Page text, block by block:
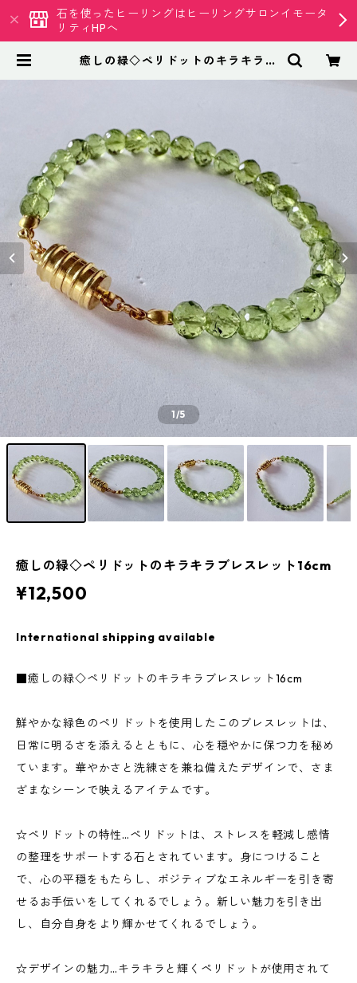
石を使ったヒーリングはヒーリングサロンイモータ
リティHPへ
癒しの緑◇ペリドットのキラキラブ
1/5
癒しの緑◇ペリドットのキラキラブレスレット16cm
¥12,500
International shipping available
■癒しの緑◇ペリドットのキラキラブレスレット16cm
鮮やかな緑色のペリドットを使用したこのブレスレットは、
日常に明るさを添えるとともに、心を穏やかに保つ力を秘め
ています。華やかさと洗練さを兼ね備えたデザインで、さま
ざまなシーンで映えるアイテムです。
☆ペリドットの特性…ペリドットは、ストレスを軽減し感情
の整理をサポートする石とされています。身につけること
で、心の平穏をもたらし、ポジティブなエネルギーを引き寄
せるお手伝いをしてくれるでしょう。新しい魅力を引き出
し、自分自身をより輝かせてくれるでしょう。
☆デザインの魅力…キラキラと輝くペリドットが使用されて